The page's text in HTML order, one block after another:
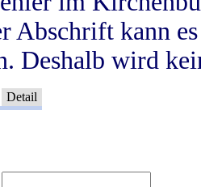
Abschrift kann
Deshalb wird
Detail